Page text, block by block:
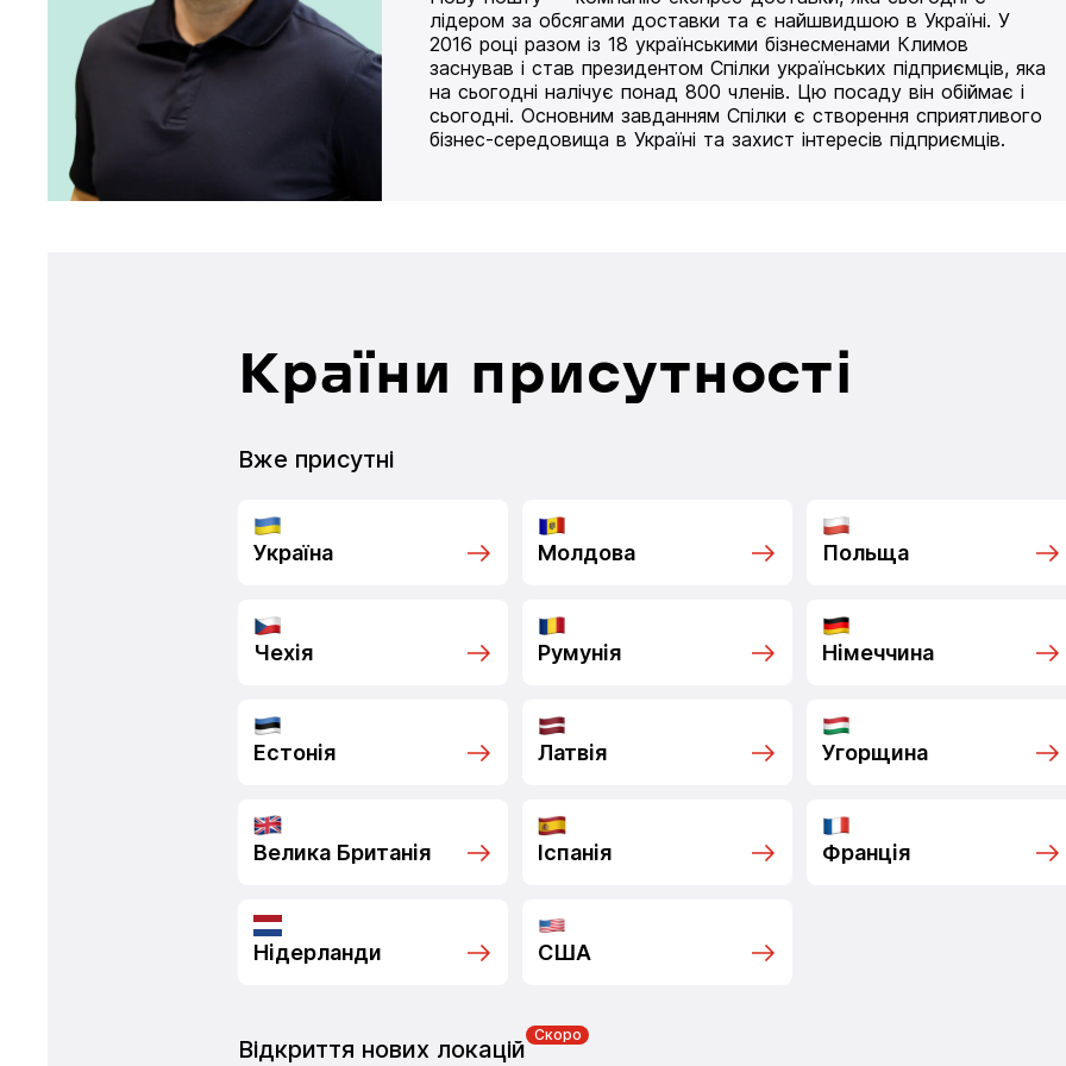
лідером за обсягами доставки та є найшвидшою в Україні. У
2016 році разом із 18 українськими бізнесменами Климов
заснував і став президентом Спілки українських підприємців, яка
на сьогодні налічує понад 800 членів. Цю посаду він обіймає і
сьогодні. Основним завданням Спілки є створення сприятливого
бізнес-середовища в Україні та захист інтересів підприємців.
Країни присутності
Вже присутні
Україна Молдова Польща
Чехія Румунія Німеччина
Естонія Латвія Угорщина
Велика Британія Іспанія Франція
Нідерланди США
Відкриття нових локацій
Скоро